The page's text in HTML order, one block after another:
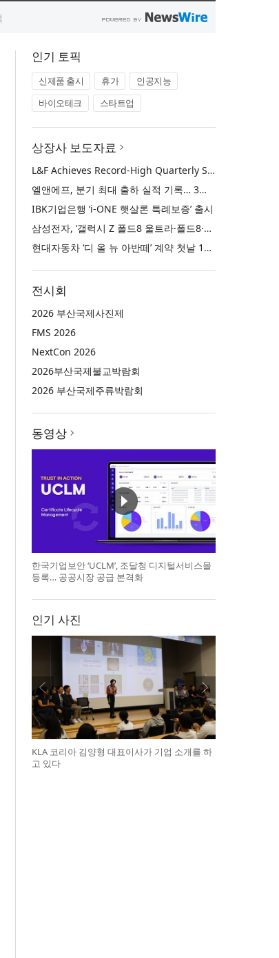
인기 토픽
신제품 출시 휴가
인공지능
바이오테크
스타트업
상장사 보도자료
L&F Achieves Record-High Quarterly Shipments, Begins LFP Supply for North American ESS in Q3 Advancing its Two-Track NCM and LFP Growth Strategy
엘앤에프, 분기 최대 출하 실적 기록… 3분기 북미 ESS향 LFP 공급 착수 NCM+LFP ‘2-Track’ 성장 전략 실현
IBK기업은행 ‘i-ONE 햇살론 특례보증’ 출시
삼성전자, ‘갤럭시 Z 폴드8 울트라·폴드8·플립8’과 ‘갤럭시 워치 울트라2·워치9’ 국내 공식 출시
현대자동차 ‘디 올 뉴 아반떼’ 계약 첫날 1만 대 돌파
전시회
2026 부산국제사진제
FMS 2026
NextCon 2026
2026부산국제불교박람회
2026 부산국제주류박람회
동영상
한국기업보안 ‘UCLM’, 조달청 디지털서비스몰
등록… 공공시장 공급 본격화
인기 사진
KLA 코리아 김양형 대표이사가 기업 소개를 하
고 있다